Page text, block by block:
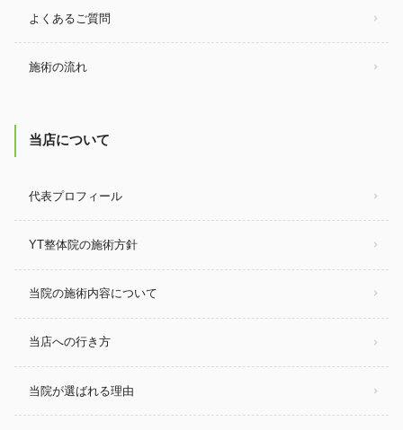
よくあるご質問
施術の流れ
当店について
代表プロフィール
YT整体院の施術方針
当院の施術内容について
当店への行き方
当院が選ばれる理由